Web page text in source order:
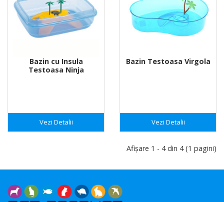
Bazin cu Insula
Testoasa Ninja
Vezi Detalii
Bazin Testoasa Virgola
Vezi Detalii
Afişare 1 - 4 din 4 (1 pagini)